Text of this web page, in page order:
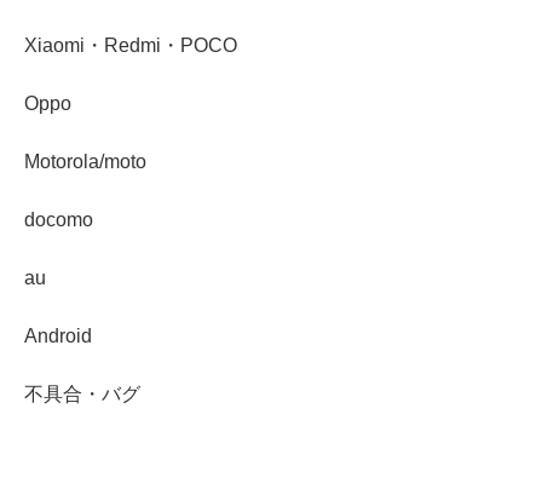
Xiaomi・Redmi・POCO
Oppo
Motorola/moto
docomo
au
Android
不具合・バグ